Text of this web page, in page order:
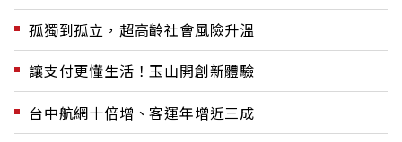
孤獨到孤立，超高齡社會風險升溫
讓支付更懂生活！玉山開創新體驗
台中航網十倍增、客運年增近三成